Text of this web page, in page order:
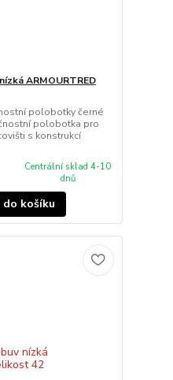
ARMOURTRED
polobotky černé
polobotka pro
s konstrukcí
Centrální sklad 4-10
dnů
košíku